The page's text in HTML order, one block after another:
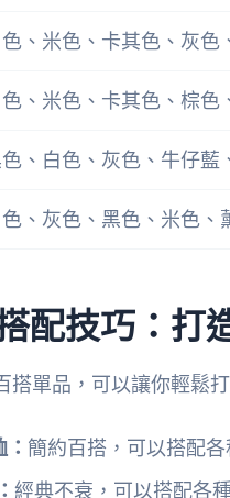
色、米色、卡其色、灰色
色、米色、卡其色、棕色
、白色、灰色、牛仔藍
色、灰色、黑色、米色、
配技巧：打
搭單品，可以讓你輕鬆
簡約百搭，可以搭配
經典不衰，可以搭配各